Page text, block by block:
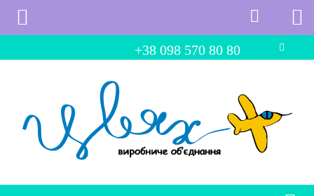
+38 098 570 80 80